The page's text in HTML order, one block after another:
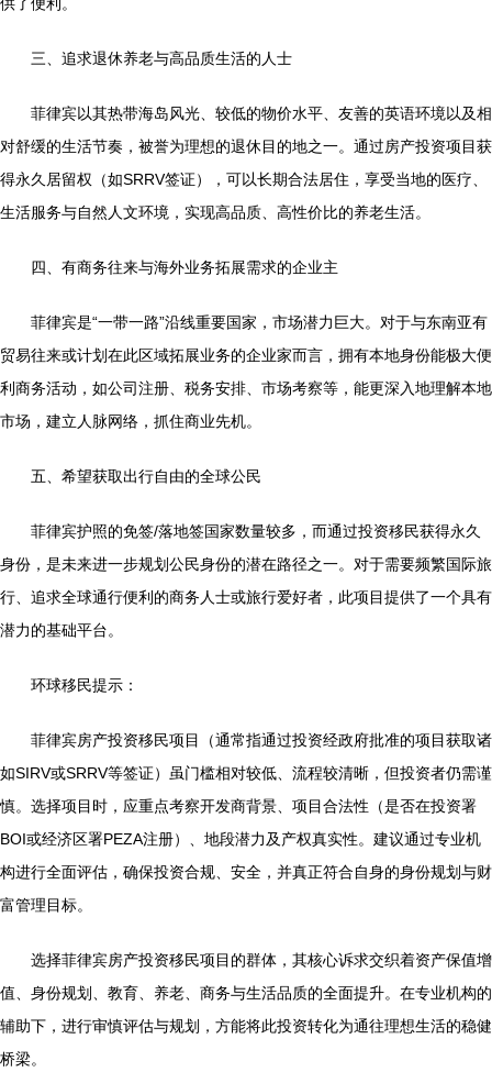
三、追求退休养老与高品质生活的人士
菲律宾以其热带海岛风光、较低的物价水平、友善的英语环境以及相
对舒缓的生活节奏，被誉为理想的退休目的地之一。通过房产投资项目获
得永久居留权（如SRRV签证），可以长期合法居住，享受当地的医疗、
生活服务与自然人文环境，实现高品质、高性价比的养老生活。
四、有商务往来与海外业务拓展需求的企业主
菲律宾是“一带一路”沿线重要国家，市场潜力巨大。对于与东南亚有
贸易往来或计划在此区域拓展业务的企业家而言，拥有本地身份能极大便
利商务活动，如公司注册、税务安排、市场考察等，能更深入地理解本地
市场，建立人脉网络，抓住商业先机。
五、希望获取出行自由的全球公民
菲律宾护照的免签/落地签国家数量较多，而通过投资移民获得永久
身份，是未来进一步规划公民身份的潜在路径之一。对于需要频繁国际旅
行、追求全球通行便利的商务人士或旅行爱好者，此项目提供了一个具有
潜力的基础平台。
环球移民提示：
菲律宾房产投资移民项目（通常指通过投资经政府批准的项目获取诸
如SIRV或SRRV等签证）虽门槛相对较低、流程较清晰，但投资者仍需谨
慎。选择项目时，应重点考察开发商背景、项目合法性（是否在投资署
BOI或经济区署PEZA注册）、地段潜力及产权真实性。建议通过专业机
构进行全面评估，确保投资合规、安全，并真正符合自身的身份规划与财
富管理目标。
选择菲律宾房产投资移民项目的群体，其核心诉求交织着资产保值增
值、身份规划、教育、养老、商务与生活品质的全面提升。在专业机构的
辅助下，进行审慎评估与规划，方能将此投资转化为通往理想生活的稳健
桥梁。